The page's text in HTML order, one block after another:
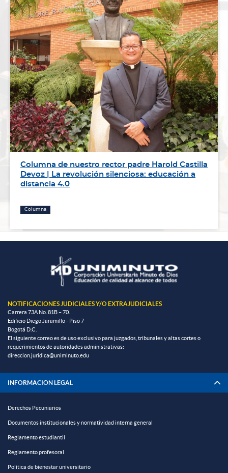
Columna de nuestro rector padre Harold Castilla
Devoz | La revolución silenciosa: educación a
distancia 4.0
Columna
NOTIFICACIONES JUDICIALES Y/O EXTRAJUDICIALES
Carrera 73A No. 81B – 70.
Edificio Diego Jaramillo - Piso 7
Bogotá D.C.
El siguiente correo es de uso exclusivo para juzgados, tribunales y altas cortes o
requerimientos de autoridades administrativas:
direccion.juridica@uniminuto.edu
INFORMACIÓN LEGAL
Derechos Pecuniarios
Documentos institucionales y normatividad interna general
Reglamento estudiantil
Reglamento profesoral
Política de bienestar universitario